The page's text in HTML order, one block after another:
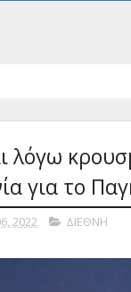
λόγω
για το
2022 ΔΙΕΘΝΗ